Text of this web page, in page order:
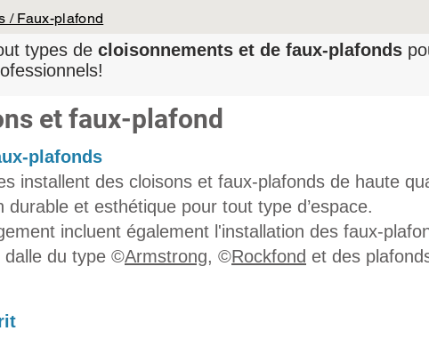
types de cloisonnements et de faux-plafonds
/ Faux-plafond
et faux-plafond
plafonds​
installent des cloisons et faux-plafonds de haute
et esthétique pour tout type d’espace.
incluent également l'installation des faux-
dalle du type ©Armstrong, ©Rockfond et des